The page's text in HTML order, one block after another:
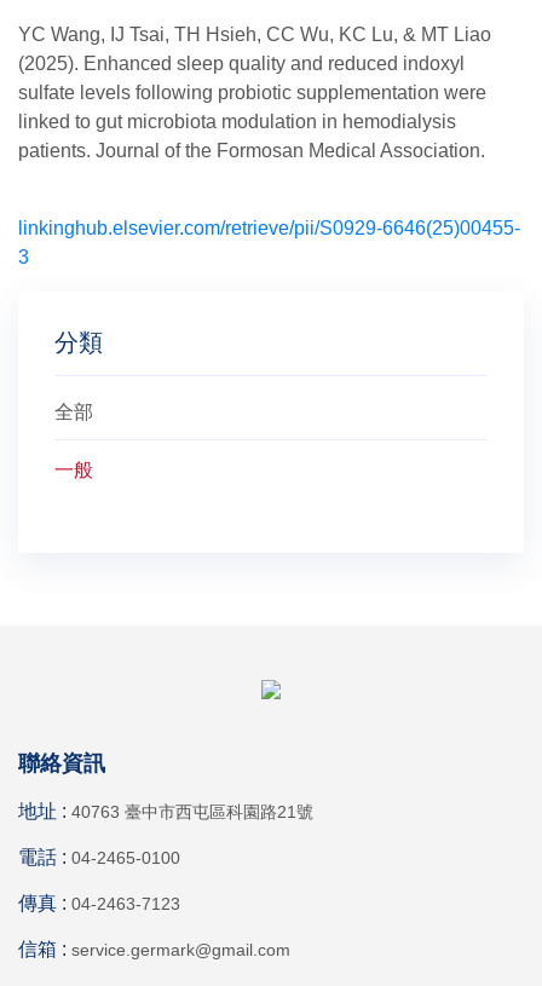
YC Wang, IJ Tsai, TH Hsieh, CC Wu, KC Lu, & MT Liao
(2025). Enhanced sleep quality and reduced indoxyl
sulfate levels following probiotic supplementation were
linked to gut microbiota modulation in hemodialysis
patients. Journal of the Formosan Medical Association.
linkinghub.elsevier.com/retrieve/pii/S0929-6646(25)00455-
3
分類
全部
一般
聯絡資訊
地址 : 40763 臺中市西屯區科園路21號
電話 : 04-2465-0100
傳真 : 04-2463-7123
信箱 : service.germark@gmail.com